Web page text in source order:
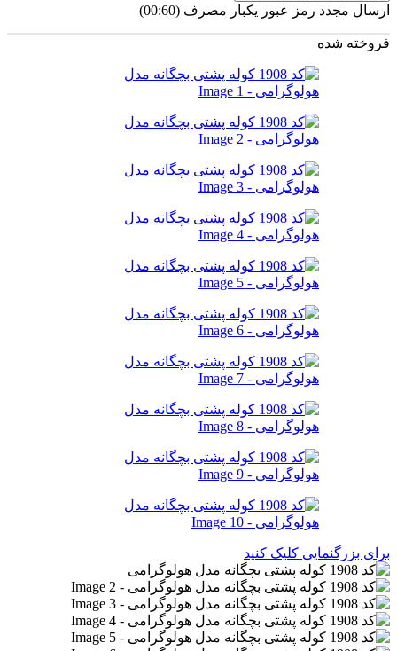
ارسال مجدد رمز عبور یکبار مصرف (00:
60
)
فروخته شده
برای بزرگنمایی کلیک کنید